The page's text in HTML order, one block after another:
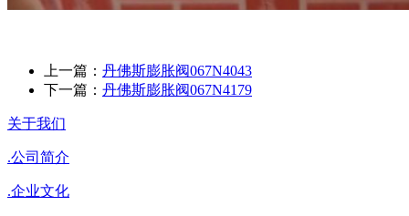
上一篇： 丹佛斯膨胀阀067N4043
下一篇： 丹佛斯膨胀阀067N4179
关于我们
.公司简介
.企业文化